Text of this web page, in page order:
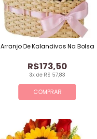
COMPRAR
3x de R$ 57,83
R$173,50
Arranjo De Kalandivas Na Bolsa